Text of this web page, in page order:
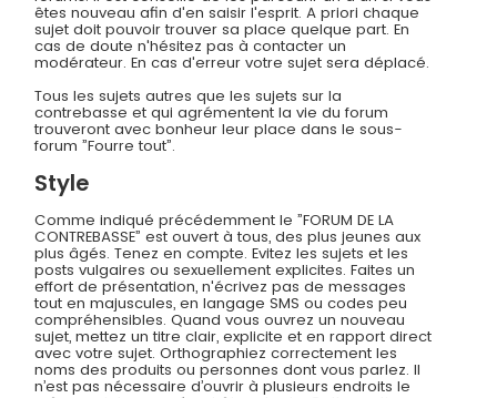
êtes nouveau afin d'en saisir l'esprit. A priori chaque
sujet doit pouvoir trouver sa place quelque part. En
cas de doute n'hésitez pas à contacter un
modérateur. En cas d'erreur votre sujet sera déplacé.
Tous les sujets autres que les sujets sur la
contrebasse et qui agrémentent la vie du forum
trouveront avec bonheur leur place dans le sous-
forum ”Fourre tout”.
Style
Comme indiqué précédemment le ”FORUM DE LA
CONTREBASSE” est ouvert à tous, des plus jeunes aux
plus âgés. Tenez en compte. Evitez les sujets et les
posts vulgaires ou sexuellement explicites. Faites un
effort de présentation, n'écrivez pas de messages
tout en majuscules, en langage SMS ou codes peu
compréhensibles. Quand vous ouvrez un nouveau
sujet, mettez un titre clair, explicite et en rapport direct
avec votre sujet. Orthographiez correctement les
noms des produits ou personnes dont vous parlez. Il
n’est pas nécessaire d’ouvrir à plusieurs endroits le